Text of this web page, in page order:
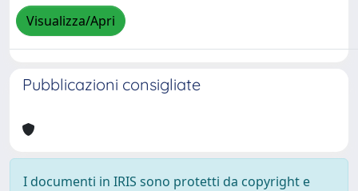
Visualizza/Apri
Pubblicazioni consigliate
I documenti in IRIS sono protetti da copyright e